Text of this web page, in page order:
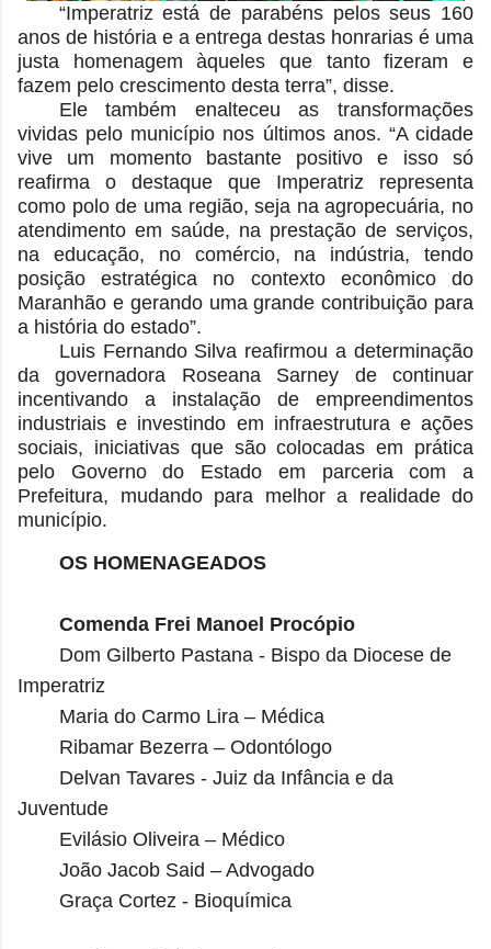
“Imperatriz está de parabéns pelos seus 160
anos de história e a entrega destas honrarias é uma
justa homenagem àqueles que tanto fizeram e
fazem pelo crescimento desta terra”, disse.
Ele também enalteceu as transformações
vividas pelo município nos últimos anos. “A cidade
vive um momento bastante positivo e isso só
reafirma o destaque que Imperatriz representa
como polo de uma região, seja na agropecuária, no
atendimento em saúde, na prestação de serviços,
na educação, no comércio, na indústria, tendo
posição estratégica no contexto econômico do
Maranhão e gerando uma grande contribuição para
a história do estado”.
Luis Fernando Silva reafirmou a determinação
da governadora Roseana Sarney de continuar
incentivando a instalação de empreendimentos
industriais e investindo em infraestrutura e ações
sociais, iniciativas que são colocadas em prática
pelo Governo do Estado em parceria com a
Prefeitura, mudando para melhor a realidade do
município.
OS HOMENAGEADOS
Comenda Frei Manoel Procópio
Dom Gilberto Pastana - Bispo da Diocese de
Imperatriz
Maria do Carmo Lira – Médica
Ribamar Bezerra – Odontólogo
Delvan Tavares - Juiz da Infância e da
Juventude
Evilásio Oliveira – Médico
João Jacob Said – Advogado
Graça Cortez - Bioquímica